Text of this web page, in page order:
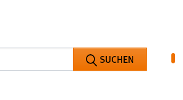
SUCHEN